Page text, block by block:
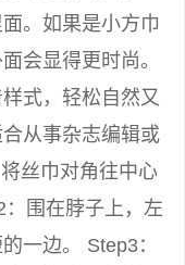
。如果是小方巾
会显得更时尚。
式，轻松自然又
从事杂志编辑或
丝巾对角往中心
围在脖子上，左
一边。 Step3：